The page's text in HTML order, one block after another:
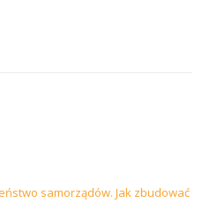
samorządów. Jak zbudować